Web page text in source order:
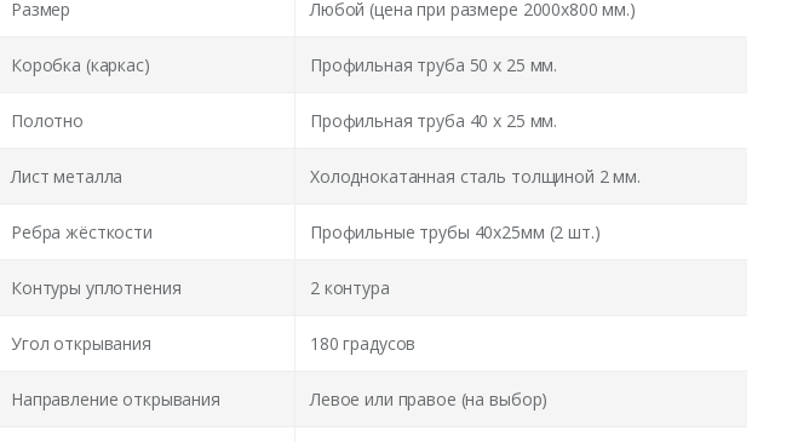
Размер Любой (цена при размере 2000x800 мм.)
Коробка (каркас) Профильная труба 50 х 25 мм.
Полотно Профильная труба 40 х 25 мм.
Лист металла Холоднокатанная сталь толщиной 2 мм.
Ребра жёсткости Профильные трубы 40х25мм (2 шт.)
Контуры уплотнения 2 контура
Угол открывания 180 градусов
Направление открывания Левое или правое (на выбор)